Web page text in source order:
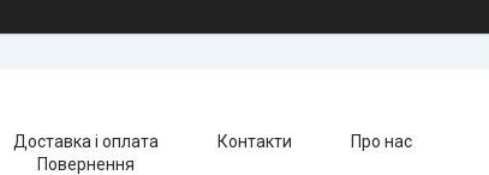
Доставка і оплата Контакти
Про нас
Повернення